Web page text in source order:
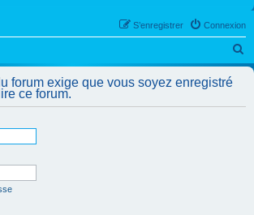
Connexion
S’enregistrer
e
h
forum exige que vous soyez enregistré
ce forum.